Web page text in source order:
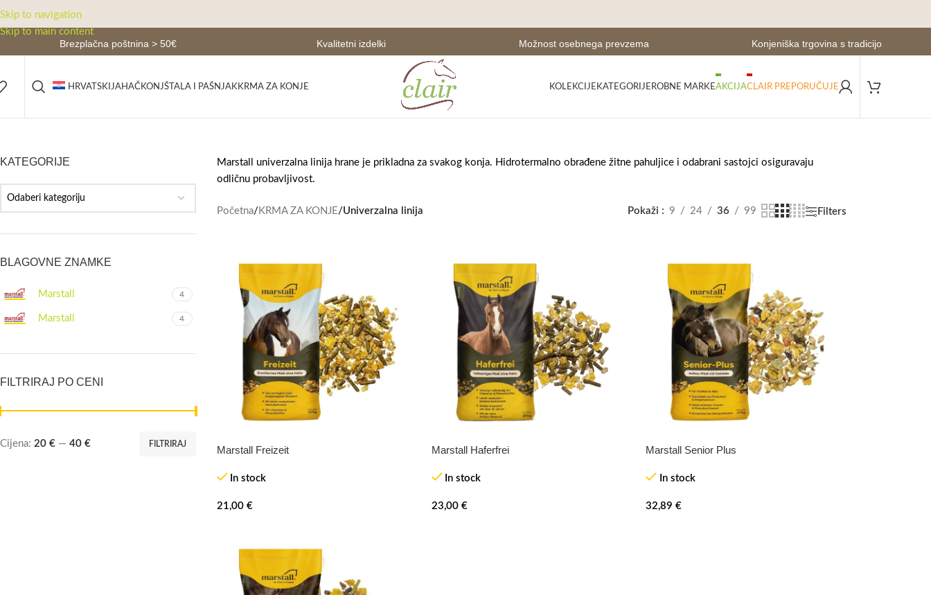
Skip to navigation
Skip to main content
Brezplačna poštnina > 50€ Kvalitetni izdelki Možnost osebnega prevzema Konjeniška trgovina s tradicijo
HRVATSKI JAHAČKONJŠTALA I PAŠNJAK KRMA ZA KONJE KOLEKCIJE KATEGORIJE ROBNE MARKEAKCIJACLAIR PREPORUČUJE
KATEGORIJE
Odaberi kategoriju
BLAGOVNE ZNAMKE
Marstall 4
Marstall 4
FILTRIRAJ PO CENI
FILTRIRAJ
Cijena: 20 € — 40 €
Marstall univerzalna linija hrane je prikladna za svakog konja. Hidrotermalno obrađene žitne pahuljice i odabrani sastojci osiguravaju
odličnu probavljivost.
Početna/ KRMA ZA KONJE/Univerzalna linija Pokaži 9 24 36 99 Filters
Marstall Freizeit
In stock
21,00 €
Marstall Haferfrei
In stock
23,00 €
Marstall Senior Plus
In stock
32,89€